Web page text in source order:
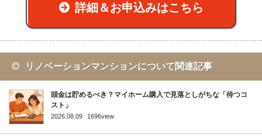
詳細＆お申込みはこちら
リノベーションマンションについて関連記事
頭金は貯めるべき？マイホーム購入で見落としがちな「待つコ
スト」
2026.08.09 1696view